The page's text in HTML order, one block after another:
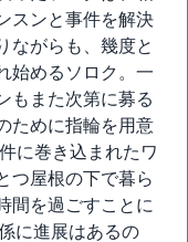
スンと事件を解決
ながらも、幾度と
始めるソロク。一
もまた次第に募る
ために指輪を用意
に巻き込まれたワ
つ屋根の下で暮ら
間を過ごすことに
に進展はあるの